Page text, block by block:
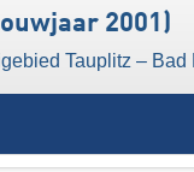
2001)
Tauplitz – Bad